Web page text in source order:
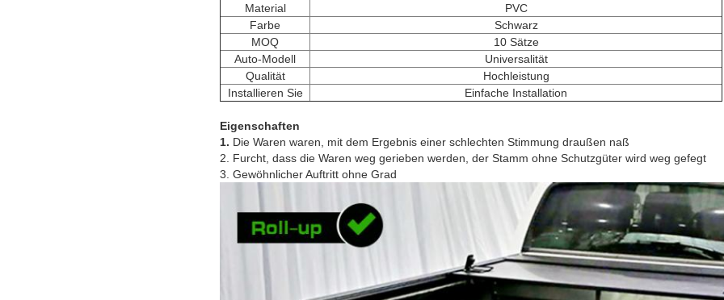
Material
PVC
Farbe
Schwarz
MOQ
10 Sätze
Auto-Modell
Universalität
Qualität
Hochleistung
Installieren Sie
Einfache Installation
Eigenschaften
1. Die Waren waren, mit dem Ergebnis einer schlechten Stimmung draußen naß
2. Furcht, dass die Waren weg gerieben werden, der Stamm ohne Schutzgüter wird weg gefegt
3. Gewöhnlicher Auftritt ohne Grad